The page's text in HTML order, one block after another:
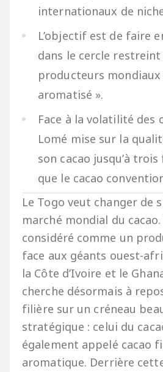
internationaux de
L’objectif est de faire
dans le cercle restreint
producteurs
aromatisé ».
Face à la volatilité des
Lomé mise sur la
son cacao jusqu’à
que le cacao
Le Togo veut changer de
marché mondial du
considéré comme un
face aux géants ouest-
la Côte d’Ivoire et le
cherche désormais à
filière sur un créneau
stratégique : celui du
également appelé cacao
aromatique. Derrière